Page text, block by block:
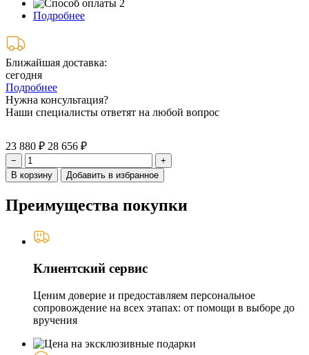
Подробнее
Ближайшая доставка:
сегодня
Подробнее
Нужна консультация?
Наши специалисты ответят на любой вопрос
23 880 ₽ 28 656 ₽
−
+
В корзину
Добавить в избранное
Преимущества покупки
Клиентский сервис
Ценим доверие и предоставляем персональное
сопровождение на всех этапах: от помощи в выборе до
вручения